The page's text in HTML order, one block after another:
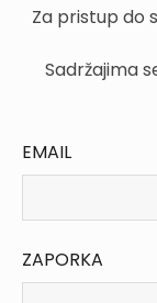
Za pristup do
Sadržajima
EMAIL
ZAPORKA